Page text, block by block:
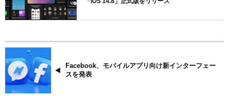
Facebook、モバイルアプリ向け新インターフェー
スを発表